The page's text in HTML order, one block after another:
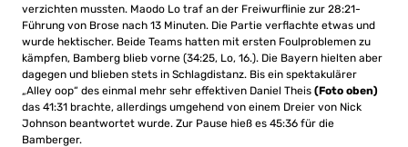
verzichten mussten. Maodo Lo traf an der Freiwurflinie zur 28:21-
Führung von Brose nach 13 Minuten. Die Partie verflachte etwas und
wurde hektischer. Beide Teams hatten mit ersten Foulproblemen zu
kämpfen, Bamberg blieb vorne (34:25, Lo, 16.). Die Bayern hielten aber
dagegen und blieben stets in Schlagdistanz. Bis ein spektakulärer
„Alley oop“ des einmal mehr sehr effektiven Daniel Theis (Foto oben)
das 41:31 brachte, allerdings umgehend von einem Dreier von Nick
Johnson beantwortet wurde. Zur Pause hieß es 45:36 für die
Bamberger.